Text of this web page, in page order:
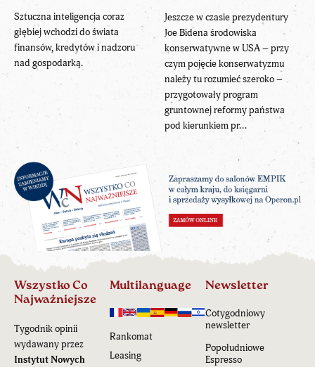
Sztuczna inteligencja coraz
głębiej wchodzi do świata
finansów, kredytów i nadzoru
nad gospodarką.
Jeszcze w czasie prezydentury
Joe Bidena środowiska
konserwatywne w USA – przy
czym pojęcie konserwatyzmu
należy tu rozumieć szeroko –
przygotowały program
gruntownej reformy państwa
pod kierunkiem pr...
Wszystko Co
Najważniejsze
Tygodnik opinii
wydawany przez
Instytut Nowych
Multilanguage
Rankomat
Leasing
Newsletter
Cotygodniowy
newsletter
Popołudniowe
Espresso